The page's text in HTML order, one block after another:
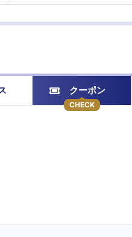
CHECK
クーポン